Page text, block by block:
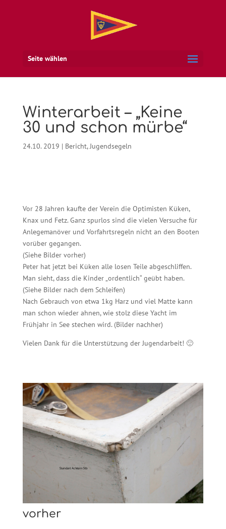
Seite wählen
Winterarbeit – „Keine
30 und schon mürbe“
24.10. 2019 | Bericht,Jugendsegeln
Vor 28 Jahren kaufte der Verein die Optimisten Küken,
Knax und Fetz. Ganz spurlos sind die vielen Versuche für
Anlegemanöver und Vorfahrtsregeln nicht an den Booten
vorüber gegangen.
(Siehe Bilder vorher)
Peter hat jetzt bei Küken alle losen Teile abgeschliffen.
Man sieht, dass die Kinder „ordentlich“ geübt haben.
(Siehe Bilder nach dem Schleifen)
Nach Gebrauch von etwa 1kg Harz und viel Matte kann
man schon wieder ahnen, wie stolz diese Yacht im
Frühjahr in See stechen wird. (Bilder nachher)
Vielen Dank für die Unterstützung der Jugendarbeit! 🙂
vorher